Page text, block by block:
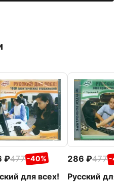
477 -40%
для всех!
286 477 -
Русский для